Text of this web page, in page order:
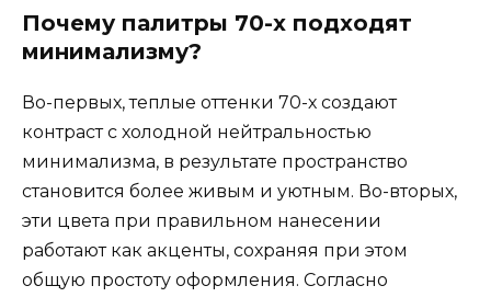
Почему палитры 70-х подходят
минимализму?
Во-первых, теплые оттенки 70-х создают
контраст с холодной нейтральностью
минимализма, в результате пространство
становится более живым и уютным. Во-вторых,
эти цвета при правильном нанесении
работают как акценты, сохраняя при этом
общую простоту оформления. Согласно